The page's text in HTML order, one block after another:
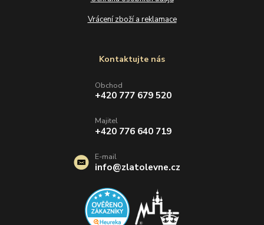
Vrácení zboží a reklamace
Kontaktujte nás
Obchod
+420 777 679 520
Majitel
+420 776 640 719
E-mail
info@zlatolevne.cz